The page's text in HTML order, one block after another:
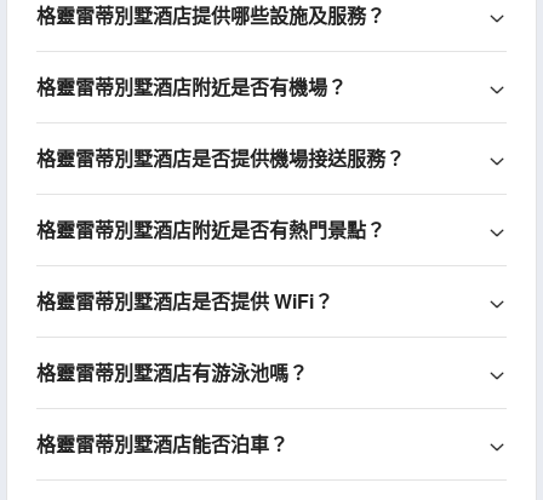
格靈雷蒂別墅酒店提供哪些設施及服務？
格靈雷蒂別墅酒店附近是否有機場？
格靈雷蒂別墅酒店是否提供機場接送服務？
格靈雷蒂別墅酒店附近是否有熱門景點？
格靈雷蒂別墅酒店是否提供 WiFi？
格靈雷蒂別墅酒店有游泳池嗎？
格靈雷蒂別墅酒店能否泊車？